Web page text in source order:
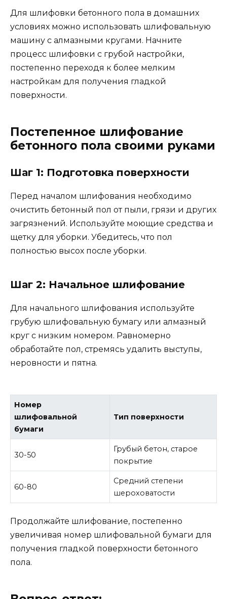
Для шлифовки бетонного пола в домашних
условиях можно использовать шлифовальную
машину с алмазными кругами. Начните
процесс шлифовки с грубой настройки,
постепенно переходя к более мелким
настройкам для получения гладкой
поверхности.
Постепенное шлифование
бетонного пола своими руками
Шаг 1: Подготовка поверхности
Перед началом шлифования необходимо
очистить бетонный пол от пыли, грязи и других
загрязнений. Используйте моющие средства и
щетку для уборки. Убедитесь, что пол
полностью высох после уборки.
Шаг 2: Начальное шлифование
Для начального шлифования используйте
грубую шлифовальную бумагу или алмазный
круг с низким номером. Равномерно
обработайте пол, стремясь удалить выступы,
неровности и пятна.
Номер
шлифовальной
бумаги
Тип поверхности
30-50
Грубый бетон, старое
покрытие
60-80
Средний степени
шероховатости
Продолжайте шлифование, постепенно
увеличивая номер шлифовальной бумаги для
получения гладкой поверхности бетонного
пола.